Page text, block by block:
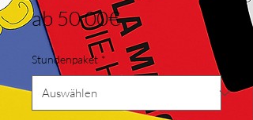
ab 50,00€Sale-
Preis
Stundenpaket *